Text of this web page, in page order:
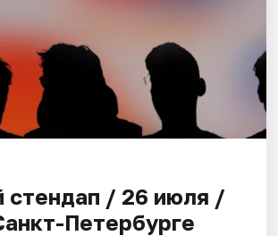
стендап / 26 июля /
Петербурге